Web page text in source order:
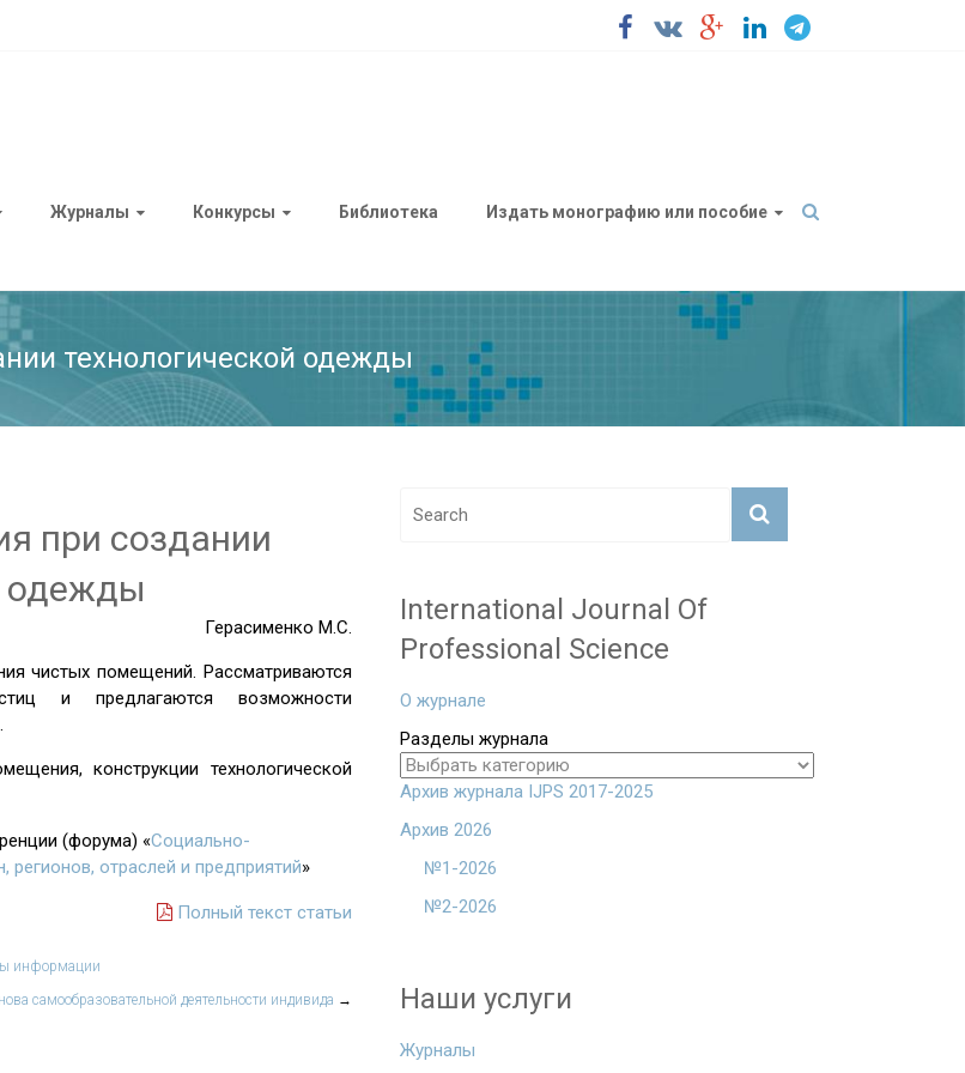
Журналы Конкурсы Библиотека Издать монографию или пособие
технологической одежды
при создании
одежды
Герасименко М.С.
чистых помещений. Рассматриваются
и предлагаются возможности
конструкции технологической
(форума) «Социально-
регионов, отраслей и предприятий»
Полный текст статьи
информации
самообразовательной деятельности индивида →
International Journal Of
Professional Science
О журнале
Разделы журнала
Архив журнала IJPS 2017-2025
Архив 2026
№1-2026
№2-2026
Наши услуги
Журналы